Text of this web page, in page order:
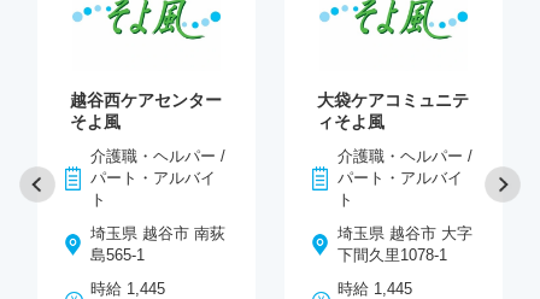
越谷西ケアセンター
そよ風
介護職・ヘルパー /
パート・アルバイ
ト
埼玉県 越谷市 南荻
島565-1
時給 1,445
大袋ケアコミュニテ
ィそよ風
介護職・ヘルパー /
パート・アルバイ
ト
埼玉県 越谷市 大字
下間久里1078-1
時給 1,445